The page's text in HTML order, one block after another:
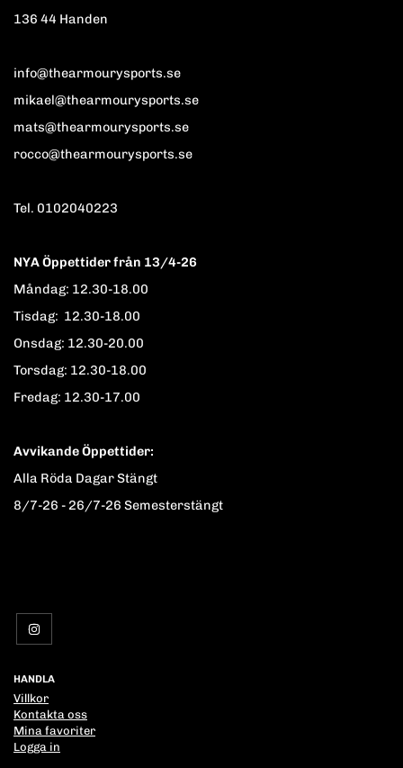
136 44 Handen
info@thearmourysports.se
mikael@thearmourysports.se
mats@thearmourysports.se
rocco@thearmourysports.se
Tel. 0102040223
NYA Öppettider från 13/4-26
Måndag: 12.30-18.00
Tisdag: 12.30-18.00
Onsdag: 12.30-20.00
Torsdag: 12.30-18.00
Fredag: 12.30-17.00
Avvikande Öppettider:
Alla Röda Dagar Stängt
8/7-26 - 26/7-26 Semesterstängt
HANDLA
Villkor
Kontakta oss
Mina favoriter
Logga in